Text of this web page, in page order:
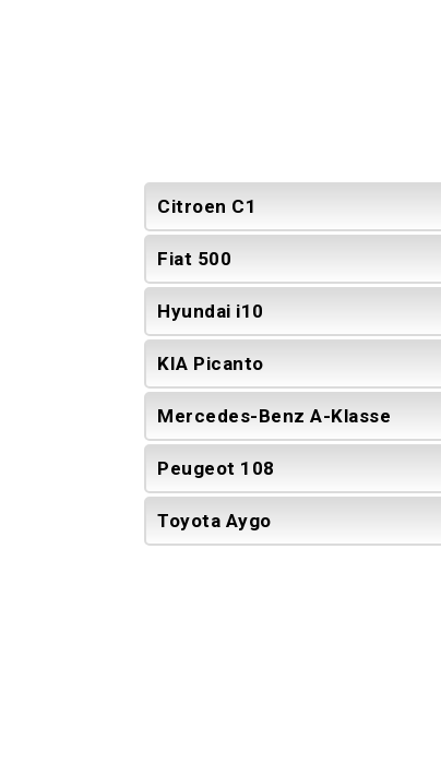
Citroen C1
Fiat 500
Hyundai i10
KIA Picanto
Mercedes-Benz A-Klasse
Peugeot 108
Toyota Aygo